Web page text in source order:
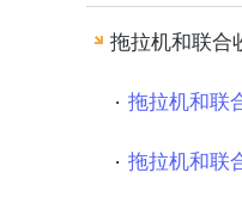
拖拉机和联合
拖拉机和联
拖拉机和联